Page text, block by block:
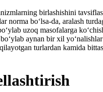
birlashishini
norma boʻlsa-da, aralash
uzoq masofalarga
aynan bir xil
turlardan kamida